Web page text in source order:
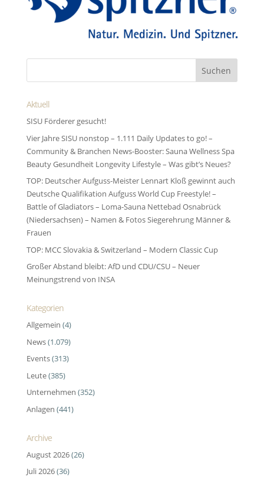
Aktuell
SISU Förderer gesucht!
Vier Jahre SISU nonstop – 1.111 Daily Updates to go! –
Community & Branchen News-Booster: Sauna Wellness Spa
Beauty Gesundheit Longevity Lifestyle – Was gibt’s Neues?
TOP: Deutscher Aufguss-Meister Lennart Kloß gewinnt auch
Deutsche Qualifikation Aufguss World Cup Freestyle! –
Battle of Gladiators – Loma-Sauna Nettebad Osnabrück
(Niedersachsen) – Namen & Fotos Siegerehrung Männer &
Frauen
TOP: MCC Slovakia & Switzerland – Modern Classic Cup
Großer Abstand bleibt: AfD und CDU/CSU – Neuer
Meinungstrend von INSA
Kategorien
Allgemein (4)
News(1.079)
Events(313)
Leute(385)
Unternehmen (352)
Anlagen (441)
Archive
August 2026(26)
Juli 2026(36)